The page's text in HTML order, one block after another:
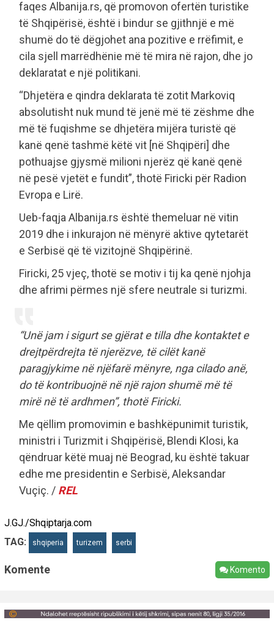
faqes Albanija.rs, që promovon ofertën turistike
të Shqipërisë, është i bindur se gjithnjë e më
shumë do të dëgjohet ana pozitive e rrëfimit, e
cila sjell marrëdhënie më të mira në rajon, dhe jo
deklaratat e një politikani.
“Dhjetëra e qindra deklarata të zotit Markoviq
absolutisht nuk mund të jenë më të zëshme dhe
më të fuqishme se dhjetëra mijëra turistë që
kanë qenë tashmë këtë vit [në Shqipëri] dhe
pothuajse gjysmë milioni njerëz që kanë qenë
në pesë vjetët e fundit”, thotë Firicki për Radion
Evropa e Lirë.
Ueb-faqja Albanija.rs është themeluar në vitin
2019 dhe i inkurajon në mënyrë aktive qytetarët
e Serbisë që të vizitojnë Shqipërinë.
Firicki, 25 vjeç, thotë se motiv i tij ka qenë njohja
dhe afrimi përmes një sfere neutrale si turizmi.
“Unë jam i sigurt se gjërat e tilla dhe kontaktet e
drejtpërdrejta të njerëzve, të cilët kanë
paragjykime në njëfarë mënyre, nga cilado anë,
do të kontribuojnë në një rajon shumë më të
mirë në të ardhmen”, thotë Firicki.
Me qëllim promovimin e bashkëpunimit turistik,
ministri i Turizmit i Shqipërisë, Blendi Klosi, ka
qëndruar këtë muaj në Beograd, ku është takuar
edhe me presidentin e Serbisë, Aleksandar
Vuçiç. / REL
J.GJ./Shqiptarja.com
TAG:
shqiperia turizem serbi
Komente Komento